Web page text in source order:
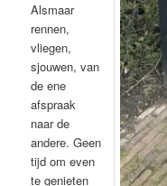
Alsmaar
rennen,
vliegen,
sjouwen, van
de ene
afspraak
naar de
andere. Geen
tijd om even
te genieten